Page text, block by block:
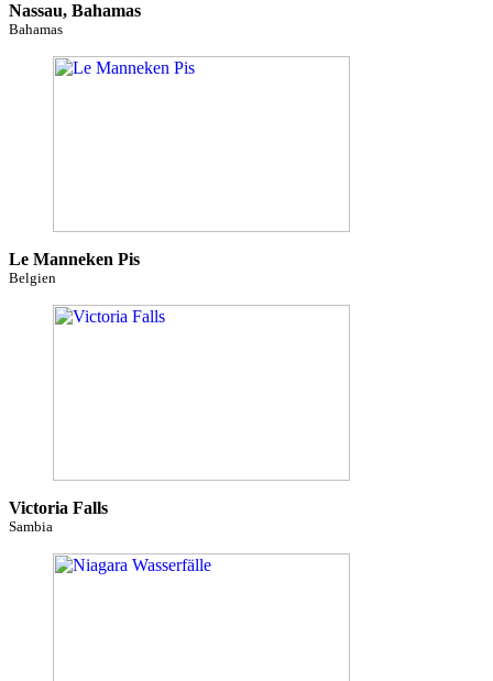
Nassau, Bahamas
Bahamas
Le Manneken Pis
Belgien
Victoria Falls
Sambia